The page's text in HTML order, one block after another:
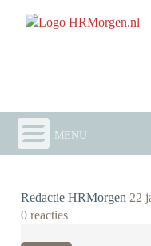
menu
Redactie HRMorgen 22
0 reacties